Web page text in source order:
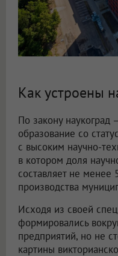
Как устроены
По закону наукоград
образование со
с высоким научно-
в котором доля
составляет не менее
производства
Исходя из своей
формировались
предприятий, но не
картины